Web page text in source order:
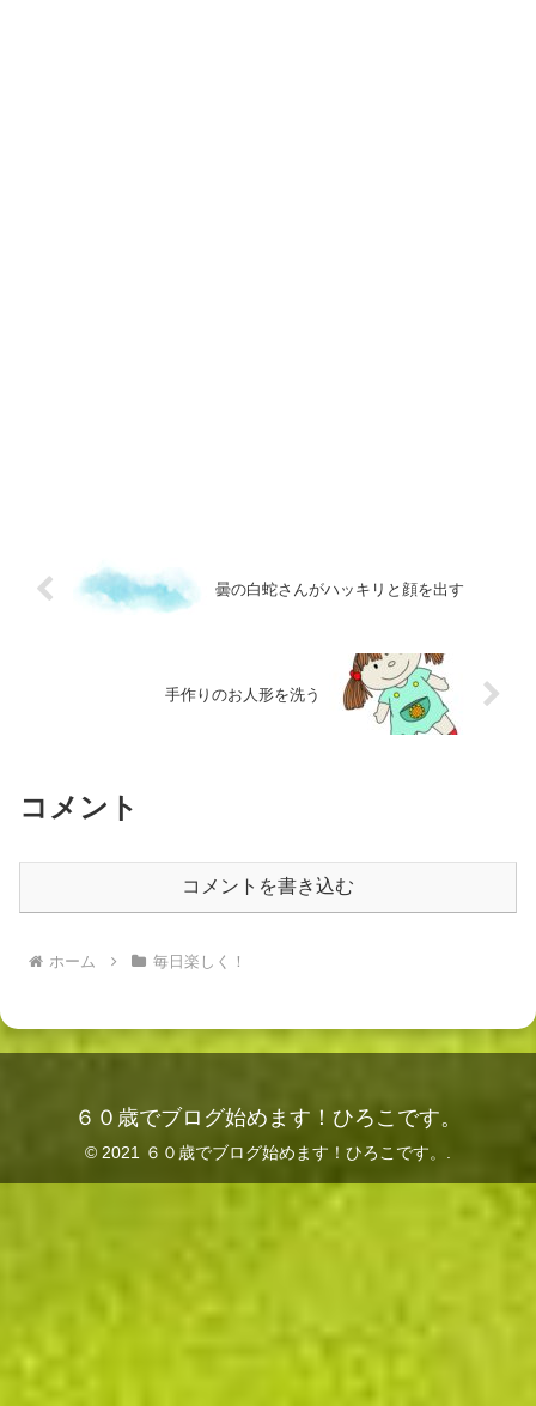
曇の白蛇さんがハッキリと顔を出す
手作りのお人形を洗う
コメント
コメントを書き込む
ホーム 毎日楽しく！
６０歳でブログ始めます！ひろこです。
© 2021 ６０歳でブログ始めます！ひろこです。.